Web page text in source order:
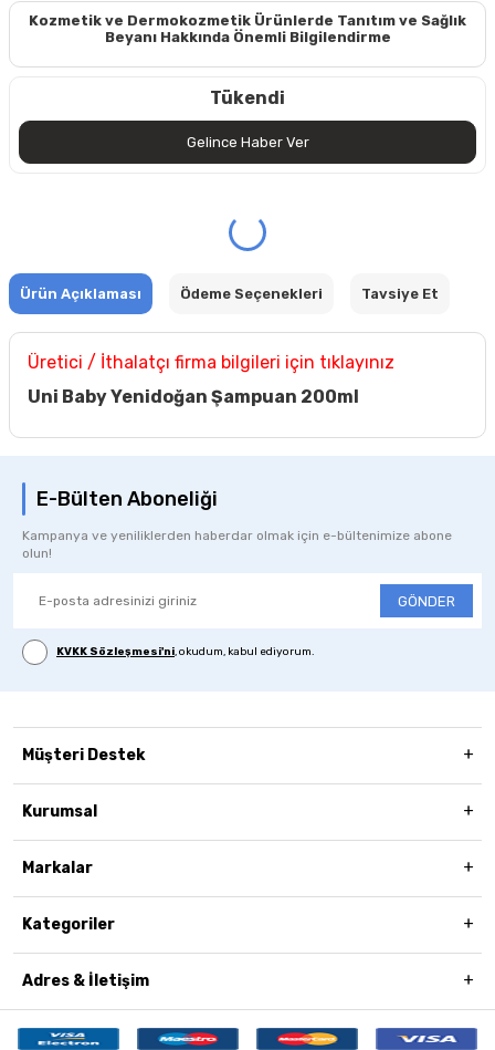
Kozmetik ve Dermokozmetik Ürünlerde Tanıtım ve Sağlık
Beyanı Hakkında Önemli Bilgilendirme
Tükendi
Gelince Haber Ver
Ürün Açıklaması Ödeme Seçenekleri Tavsiye Et
Üretici / İthalatçı firma bilgileri için tıklayınız
Uni Baby Yenidoğan Şampuan 200ml
E-Bülten Aboneliği
Kampanya ve yeniliklerden haberdar olmak için e-bültenimize abone
olun!
GÖNDER
KVKK Sözleşmesi'ni, okudum, kabul ediyorum.
Müşteri Destek
Kurumsal
Markalar
Kategoriler
Adres & İletişim